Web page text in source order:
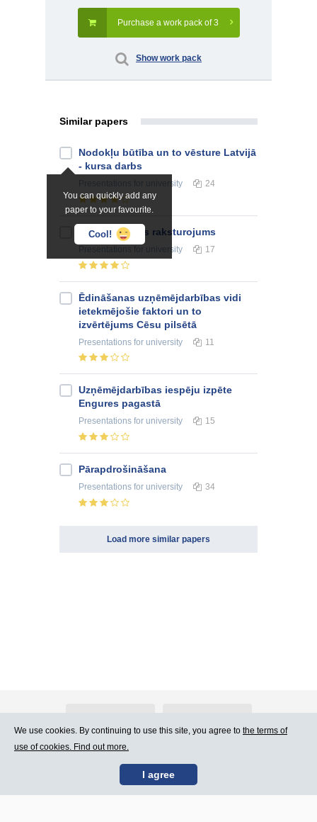
Purchase a work pack of 3
Show work pack
Similar papers
You can quickly add any
paper to your favourite.
Cool!
Nodokļu būtība un to vēsture Latvijā
- kursa darbs
for university 24
Azerbaidžānas raksturojums
for university 17
Ēdināšanas uzņēmējdarbības vidi
ietekmējošie faktori un to
izvērtējums Cēsu pilsētā
Presentations for university 11
Uzņēmējdarbības iespēju izpēte
Engures pagastā
Presentations for university 15
Pārapdrošināšana
Presentations for university 34
Load more similar papers
Contact Us Terms of Use
We use cookies. By continuing to use this site, you agree to the terms of
use of cookies. Find out more.
I agree